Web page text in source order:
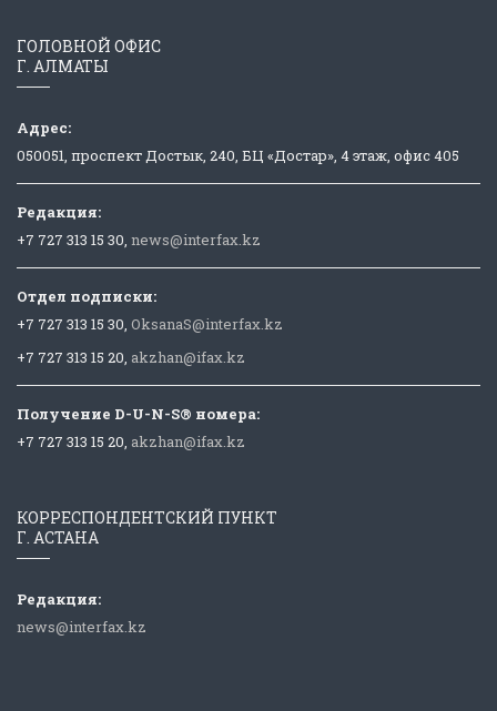
ГОЛОВНОЙ ОФИС
Г. АЛМАТЫ
Адрес:
050051, проспект Достык, 240, БЦ «Достар», 4 этаж, офис 405
Редакция:
+7 727 313 15 30, news@interfax.kz
Отдел подписки:
+7 727 313 15 30, OksanaS@interfax.kz
+7 727 313 15 20, akzhan@ifax.kz
Получение D-U-N-S® номера:
+7 727 313 15 20, akzhan@ifax.kz
КОРРЕСПОНДЕНТСКИЙ ПУНКТ
Г. АСТАНА
Редакция:
news@interfax.kz